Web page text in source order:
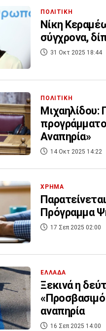
ΠΟΛΙΤΙΚΗ
Νίκη
σύγχρονα,
31 Οκτ 2025 18:44
ΠΟΛΙΤΙΚΗ
Μιχαηλίδου:
Αναπηρία»
14 Οκτ 2025 14:22
ΧΡΗΜΑ
Πρόγραμμα
17 Σεπ 2025 02:00
ΕΛΛΑΔΑ
Ξεκινά η
αναπηρία
16 Σεπ 2025 14:00